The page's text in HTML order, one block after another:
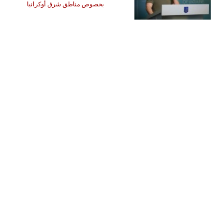
بخصوص مناطق شرق أوكرانيا